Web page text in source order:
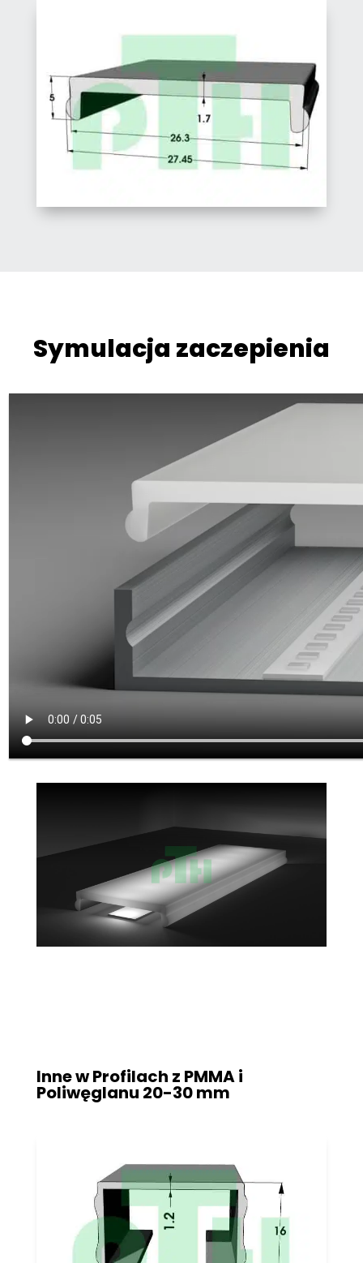
Symulacja zaczepienia
Inne w Profilach z PMMA i
Poliwęglanu 20-30 mm